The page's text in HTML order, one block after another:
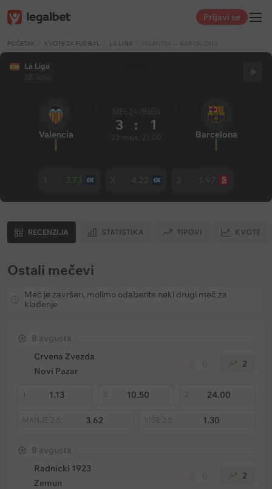
Prijavi se
POČETAK KVOTE ZA FUDBAL LA LIGA VALENCIA — BARCELONA
La Liga
Valencia
3 : 1
Barcelona
3.73
RECENZIJA STATISTIKA TIPOVI KVOTE
Ostali mečevi
Meč je završen, molimo odaberite neki drugi meč za
klađenje
8 avgusta
Crvena Zvezda
Novi Pazar
2
1 1.13 10.50 2 24.00
MANJE 2.5 3.62 VIŠE 2.5 1.30
8 avgusta
Radnicki 1923
Zemun
2